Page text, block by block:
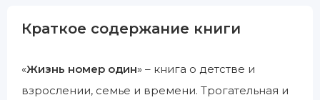
Краткое содержание книги
«Жизнь номер один» – книга о детстве и
взрослении, семье и времени. Трогательная и